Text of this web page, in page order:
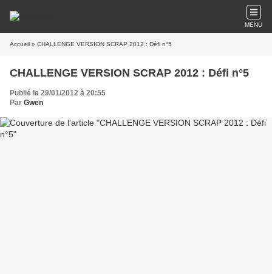
MENU
Accueil » CHALLENGE VERSION SCRAP 2012 : Défi n°5
CHALLENGE VERSION SCRAP 2012 : Défi n°5
Publié le 29/01/2012 à 20:55
Par Gwen